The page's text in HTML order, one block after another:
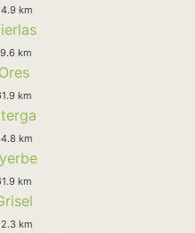
km
km
Ores
km
km
km
km